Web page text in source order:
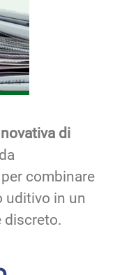
di
combinare
uditivo in un
discreto.